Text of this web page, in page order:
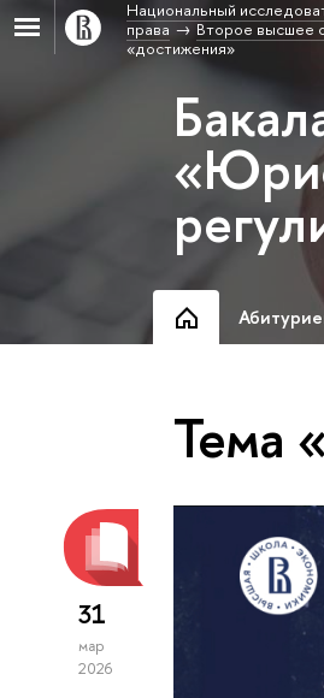
Национальный
права
Второе высшее
«достижения»
Тема
31
мар
2026